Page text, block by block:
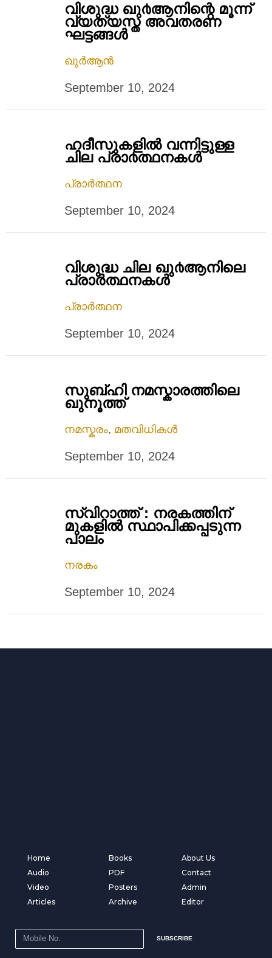
വിശുദ്ധ ഖു൪ആനിന്റെ മൂന്ന്
വ്യത്യസ്ത അവതരണ
ഘട്ടങ്ങള്‍
ഖുർആൻ
September 10, 2024
ഹദീസുകളില്‍ വന്നിട്ടുള്ള
ചില പ്രാ൪ത്ഥനകള്‍
പ്രാർത്ഥന
September 10, 2024
വിശുദ്ധ ചില ഖു൪ആനിലെ
പ്രാർത്ഥനകൾ
പ്രാർത്ഥന
September 10, 2024
സുബ്ഹി നമസ്കാരത്തിലെ
ഖുനൂത്ത്
നമസ്കരം, മതവിധികൾ
September 10, 2024
സ്വിറാത്ത് : നരകത്തിന്
മുകളില്‍ സ്ഥാപിക്കപ്പടുന്ന
പാലം
നരകം
September 10, 2024
Home
Audio
Video
Articles
Books
PDF
Posters
Archive
About Us
Contact
Admin
Editor
SUBSCRIBE